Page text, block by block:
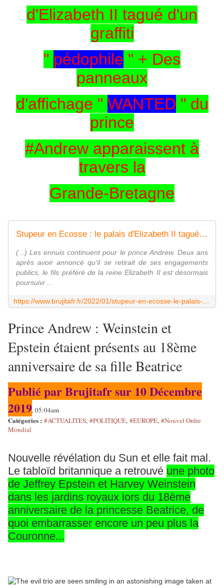
d'Elizabeth II tagué d'un
graffiti
" pédophile " + Des
panneaux
d'affichage " WANTED " du
prince
#Andrew apparaissent à
travers la
Grande-Bretagne
Stupeur en Ecosse : le palais d'Elizabeth II tagué d'un graffiti " pédophile " + Des panneaux d'affichage " WANTED " du prince #Andrew apparaissent à travers la Grande-Bretagne - MOINS de BIENS PLUS de LIENS
(...) Les ennuis continuent pour le prince Andrew. Deux ans
après avoir annoncé qu'il se retirait de ses engagements
publics, le fils préféré de la reine Elizabeth II est désormais
poursuivi ...
Prince Andrew : Weinstein et
Epstein étaient présents au 18ème
anniversaire de sa fille Beatrice
Publié par Brujitafr sur 10 Décembre
2019, 05:04am
Catégories : #ACTUALITES, #POLITIQUE, #EUROPE, #Nouvel Ordre
Mondial
Nouvelle révélation du Sun et elle fait mal.
Le tabloïd britannique a retrouvé une photo
de Jeffrey Epstein et Harvey Weinstein
dans les jardins royaux lors du 18ème
anniversaire de la princesse Beatrice, de
quoi embarrasser encore un peu plus la
Couronne...